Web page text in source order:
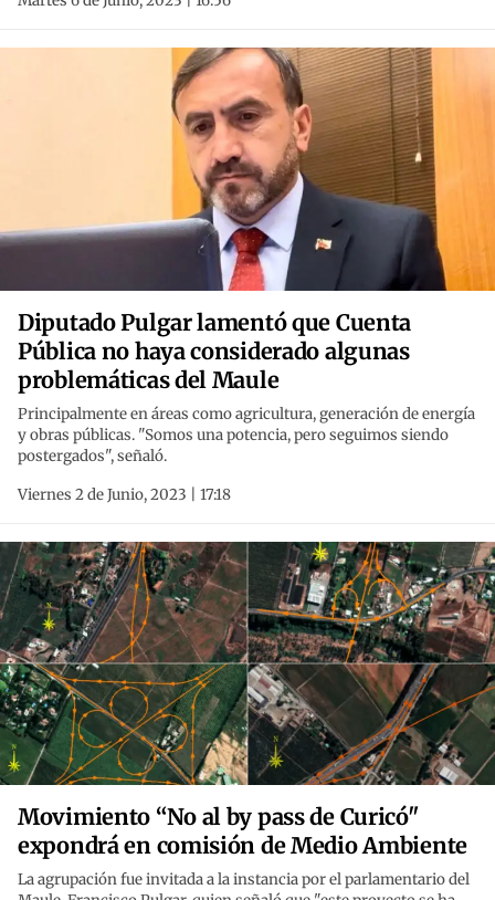
Diputado Pulgar lamentó que Cuenta
Pública no haya considerado algunas
problemáticas del Maule
Principalmente en áreas como agricultura, generación de energía
y obras públicas. "Somos una potencia, pero seguimos siendo
postergados", señaló.
Viernes 2 de Junio, 2023 | 17:18
Movimiento “No al by pass de Curicó"
expondrá en comisión de Medio Ambiente
La agrupación fue invitada a la instancia por el parlamentario del